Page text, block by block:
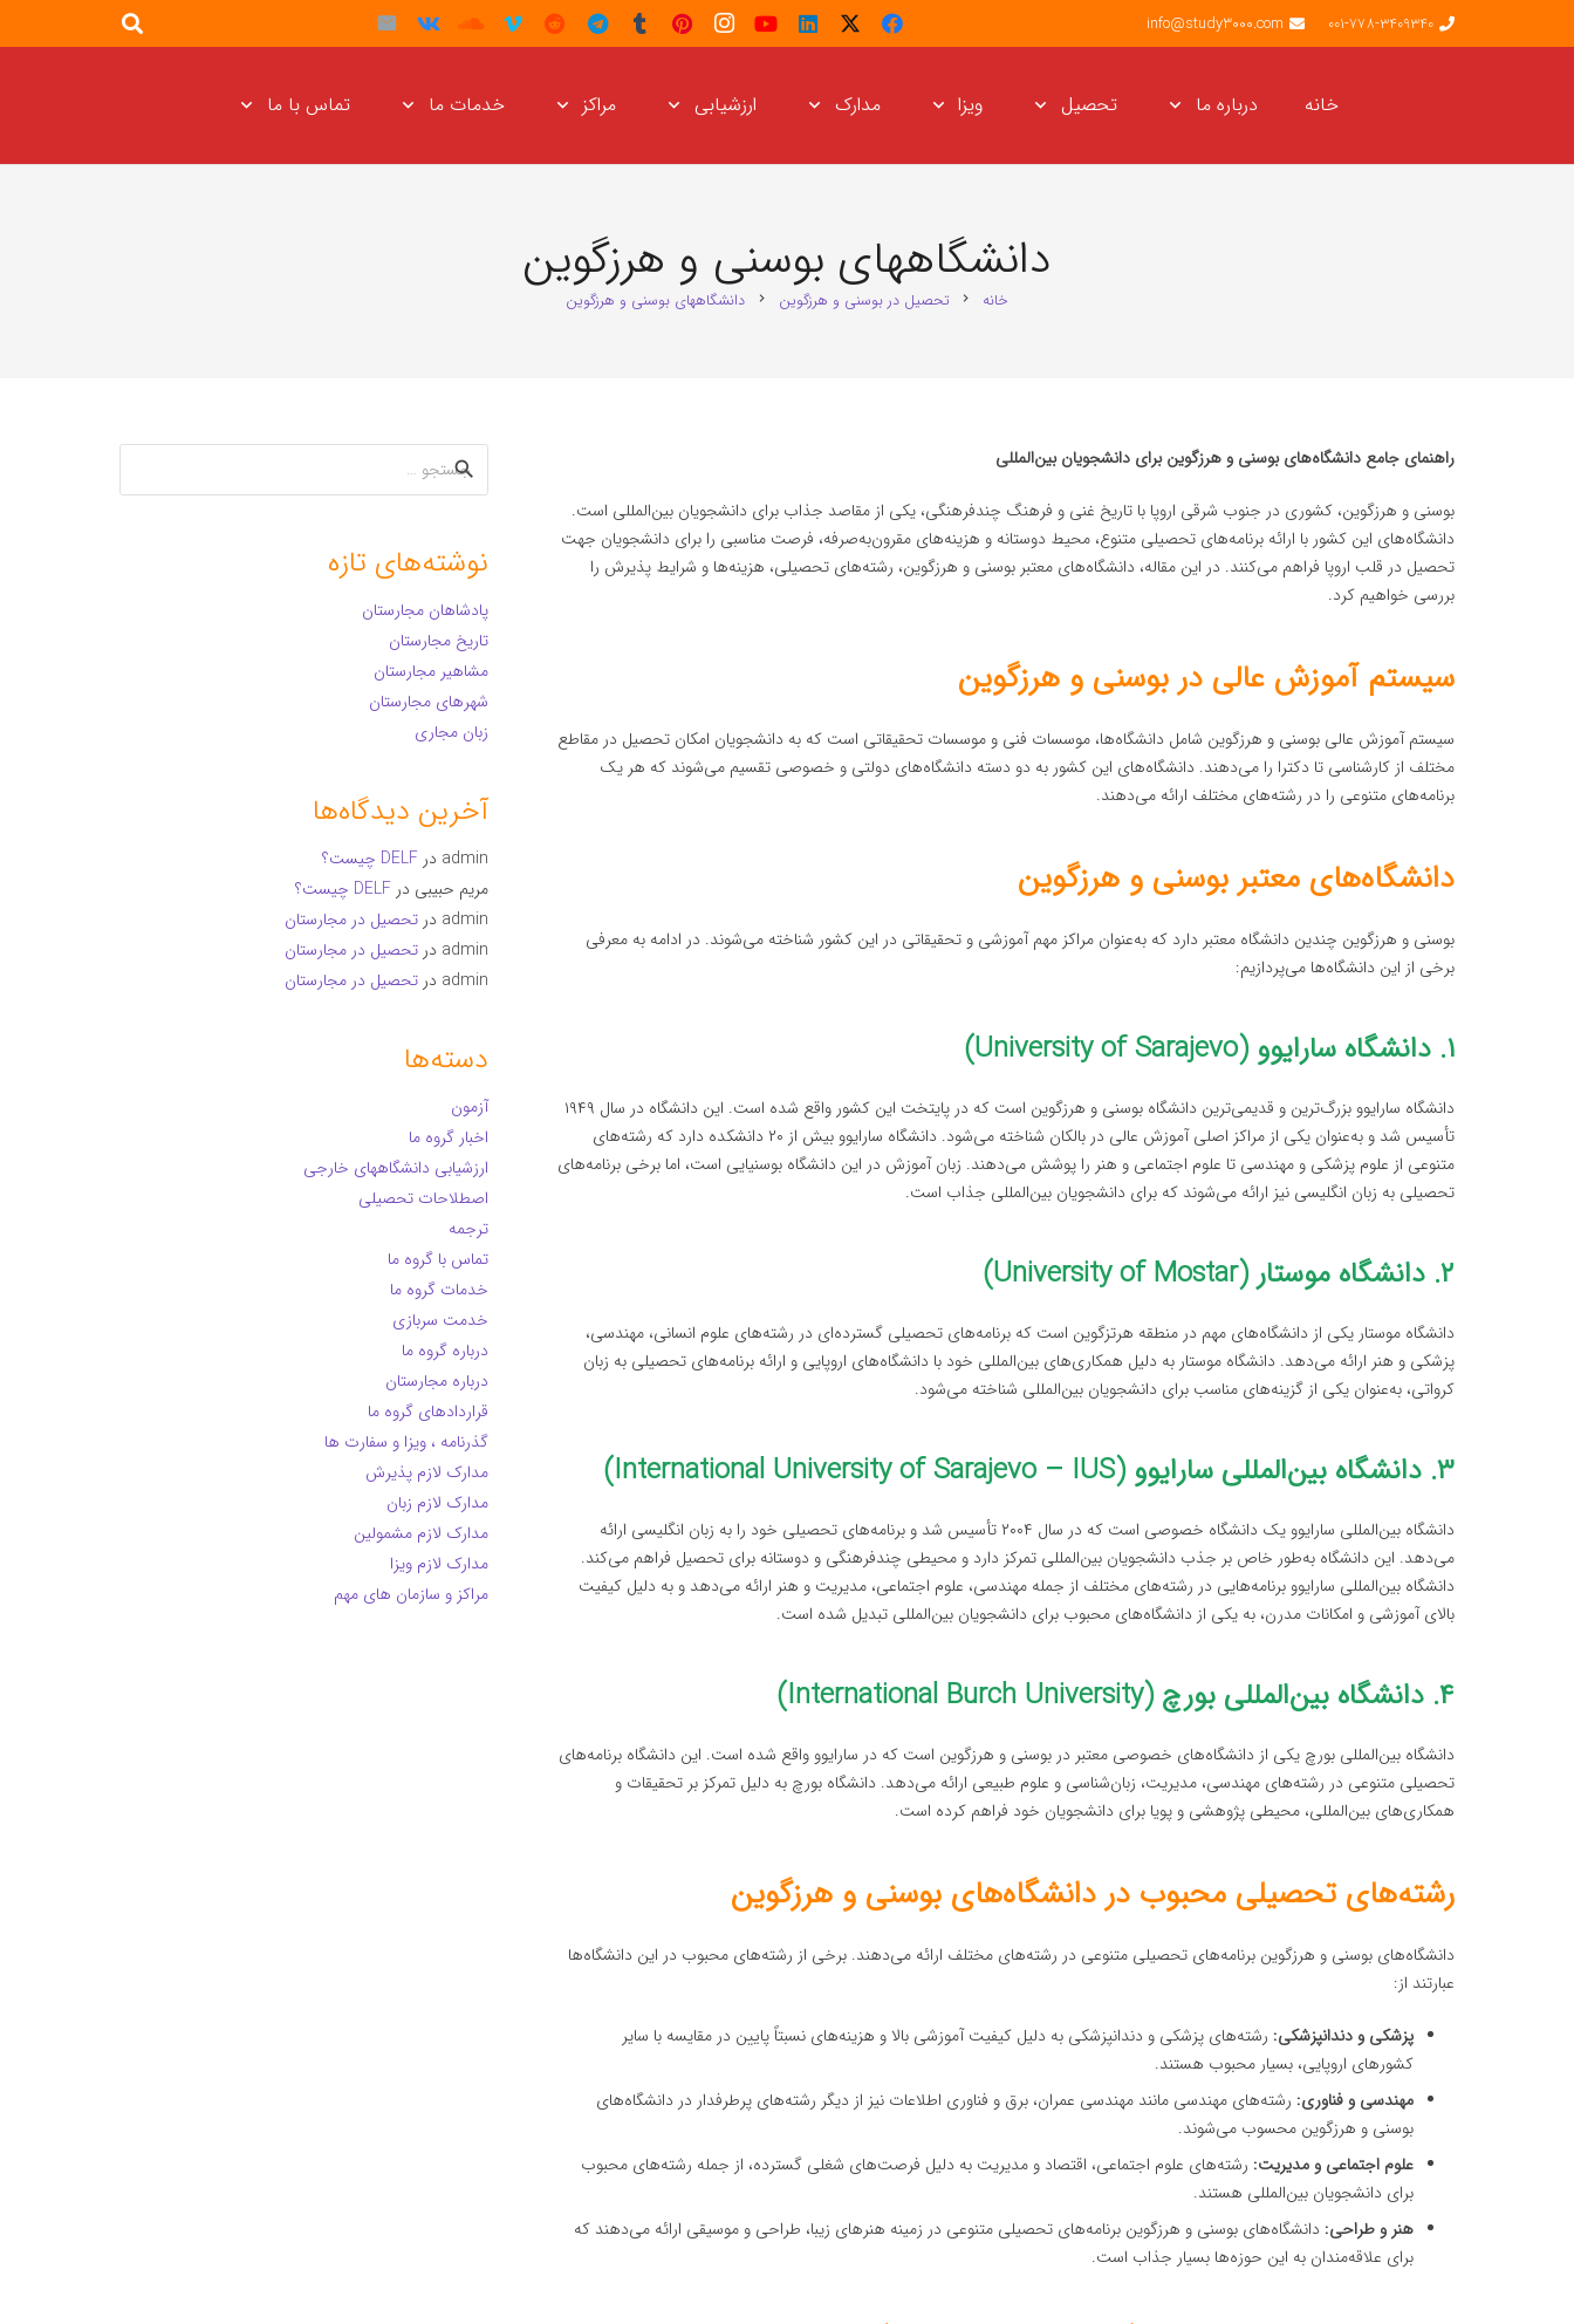
001-778-3409340
info@study3000.com
خانه درباره ما تحصیل ویزا مدارک ارزشیابی مراکز خدمات ما تماس با ما
دانشگاههای بوسنی و هرزگوین
خانه chevron_right تحصیل در بوسنی و هرزگوین chevron_right دانشگاههای بوسنی و هرزگوین
راهنمای جامع دانشگاه‌های بوسنی و هرزگوین برای دانشجویان بین‌المللی
بوسنی و هرزگوین، کشوری در جنوب شرقی اروپا با تاریخ غنی و فرهنگ چندفرهنگی، یکی از مقاصد جذاب برای دانشجویان بین‌المللی است.
دانشگاه‌های این کشور با ارائه برنامه‌های تحصیلی متنوع، محیط دوستانه و هزینه‌های مقرون‌به‌صرفه، فرصت مناسبی را برای دانشجویان جهت
تحصیل در قلب اروپا فراهم می‌کنند. در این مقاله، دانشگاه‌های معتبر بوسنی و هرزگوین، رشته‌های تحصیلی، هزینه‌ها و شرایط پذیرش را
بررسی خواهیم کرد.
سیستم آموزش عالی در بوسنی و هرزگوین
سیستم آموزش عالی بوسنی و هرزگوین شامل دانشگاه‌ها، موسسات فنی و موسسات تحقیقاتی است که به دانشجویان امکان تحصیل در مقاطع
مختلف از کارشناسی تا دکترا را می‌دهند. دانشگاه‌های این کشور به دو دسته دانشگاه‌های دولتی و خصوصی تقسیم می‌شوند که هر یک
برنامه‌های متنوعی را در رشته‌های مختلف ارائه می‌دهند.
دانشگاه‌های معتبر بوسنی و هرزگوین
بوسنی و هرزگوین چندین دانشگاه معتبر دارد که به‌عنوان مراکز مهم آموزشی و تحقیقاتی در این کشور شناخته می‌شوند. در ادامه به معرفی
برخی از این دانشگاه‌ها می‌پردازیم:
۱. دانشگاه سارایوو (University of Sarajevo)
دانشگاه سارایوو بزرگ‌ترین و قدیمی‌ترین دانشگاه بوسنی و هرزگوین است که در پایتخت این کشور واقع شده است. این دانشگاه در سال ۱۹۴۹
تأسیس شد و به‌عنوان یکی از مراکز اصلی آموزش عالی در بالکان شناخته می‌شود. دانشگاه سارایوو بیش از ۲۰ دانشکده دارد که رشته‌های
متنوعی از علوم پزشکی و مهندسی تا علوم اجتماعی و هنر را پوشش می‌دهند. زبان آموزش در این دانشگاه بوسنیایی است، اما برخی برنامه‌های
تحصیلی به زبان انگلیسی نیز ارائه می‌شوند که برای دانشجویان بین‌المللی جذاب است.
۲. دانشگاه موستار (University of Mostar)
دانشگاه موستار یکی از دانشگاه‌های مهم در منطقه هرتزگوین است که برنامه‌های تحصیلی گسترده‌ای در رشته‌های علوم انسانی، مهندسی،
پزشکی و هنر ارائه می‌دهد. دانشگاه موستار به دلیل همکاری‌های بین‌المللی خود با دانشگاه‌های اروپایی و ارائه برنامه‌های تحصیلی به زبان
کرواتی، به‌عنوان یکی از گزینه‌های مناسب برای دانشجویان بین‌المللی شناخته می‌شود.
۳. دانشگاه بین‌المللی سارایوو (International University of Sarajevo – IUS)
دانشگاه بین‌المللی سارایوو یک دانشگاه خصوصی است که در سال ۲۰۰۴ تأسیس شد و برنامه‌های تحصیلی خود را به زبان انگلیسی ارائه
می‌دهد. این دانشگاه به‌طور خاص بر جذب دانشجویان بین‌المللی تمرکز دارد و محیطی چندفرهنگی و دوستانه برای تحصیل فراهم می‌کند.
دانشگاه بین‌المللی سارایوو برنامه‌هایی در رشته‌های مختلف از جمله مهندسی، علوم اجتماعی، مدیریت و هنر ارائه می‌دهد و به دلیل کیفیت
بالای آموزشی و امکانات مدرن، به یکی از دانشگاه‌های محبوب برای دانشجویان بین‌المللی تبدیل شده است.
۴. دانشگاه بین‌المللی بورچ (International Burch University)
دانشگاه بین‌المللی بورچ یکی از دانشگاه‌های خصوصی معتبر در بوسنی و هرزگوین است که در سارایوو واقع شده است. این دانشگاه برنامه‌های
تحصیلی متنوعی در رشته‌های مهندسی، مدیریت، زبان‌شناسی و علوم طبیعی ارائه می‌دهد. دانشگاه بورچ به دلیل تمرکز بر تحقیقات و
همکاری‌های بین‌المللی، محیطی پژوهشی و پویا برای دانشجویان خود فراهم کرده است.
رشته‌های تحصیلی محبوب در دانشگاه‌های بوسنی و هرزگوین
دانشگاه‌های بوسنی و هرزگوین برنامه‌های تحصیلی متنوعی در رشته‌های مختلف ارائه می‌دهند. برخی از رشته‌های محبوب در این دانشگاه‌ها
عبارتند از:
پزشکی و دندانپزشکی: رشته‌های پزشکی و دندانپزشکی به دلیل کیفیت آموزشی بالا و هزینه‌های نسبتاً پایین در مقایسه با سایر
کشورهای اروپایی، بسیار محبوب هستند.
مهندسی و فناوری: رشته‌های مهندسی مانند مهندسی عمران، برق و فناوری اطلاعات نیز از دیگر رشته‌های پرطرفدار در دانشگاه‌های
بوسنی و هرزگوین محسوب می‌شوند.
علوم اجتماعی و مدیریت: رشته‌های علوم اجتماعی، اقتصاد و مدیریت به دلیل فرصت‌های شغلی گسترده، از جمله رشته‌های محبوب
برای دانشجویان بین‌المللی هستند.
هنر و طراحی: دانشگاه‌های بوسنی و هرزگوین برنامه‌های تحصیلی متنوعی در زمینه هنرهای زیبا، طراحی و موسیقی ارائه می‌دهند که
برای علاقه‌مندان به این حوزه‌ها بسیار جذاب است.
جستجو
برای:
نوشته‌های تازه
پادشاهان مجارستان
تاریخ مجارستان
مشاهیر مجارستان
شهرهای مجارستان
زبان مجاری
آخرین دیدگاه‌ها
admin در DELF چیست؟
مریم حبیبی در DELF چیست؟
admin در تحصیل در مجارستان
admin در تحصیل در مجارستان
admin در تحصیل در مجارستان
دسته‌ها
آزمون
اخبار گروه ما
ارزشیابی دانشگاههای خارجی
اصطلاحات تحصیلی
ترجمه
تماس با گروه ما
خدمات گروه ما
خدمت سربازی
درباره گروه ما
درباره مجارستان
قراردادهای گروه ما
گذرنامه ، ویزا و سفارت ها
مدارک لازم پذیرش
مدارک لازم زبان
مدارک لازم مشمولین
مدارک لازم ویزا
مراکز و سازمان های مهم